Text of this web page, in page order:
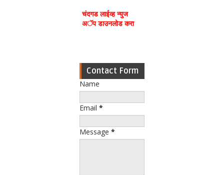
चंदगड लाईव्ह न्युज
अॅप डाउनलोड करा
Contact Form
Name
Email *
Message *